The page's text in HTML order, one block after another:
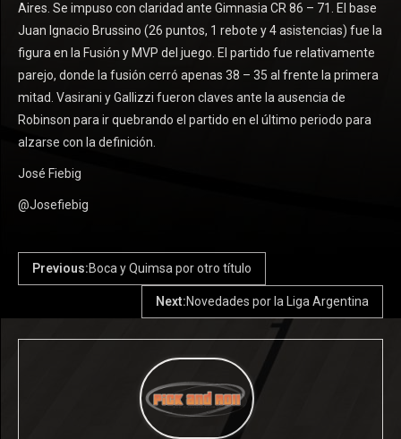
Aires. Se impuso con claridad ante Gimnasia CR 86 – 71. El base
Juan Ignacio Brussino (26 puntos, 1 rebote y 4 asistencias) fue la
figura en la Fusión y MVP del juego. El partido fue relativamente
parejo, donde la fusión cerró apenas 38 – 35 al frente la primera
mitad. Vasirani y Gallizzi fueron claves ante la ausencia de
Robinson para ir quebrando el partido en el último periodo para
alzarse con la definición.
José Fiebig
@Josefiebig
Previous:Boca y Quimsa por otro título
Next:Novedades por la Liga Argentina